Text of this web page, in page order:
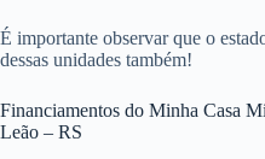
É importante observar que o
dessas unidades também!
Financiamentos do Minha Casa
Leão – RS